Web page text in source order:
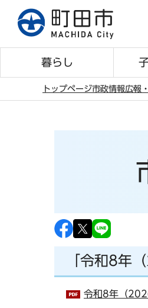
先
暮らし
トップページ市政情報広報
「令和8年
令和8年（